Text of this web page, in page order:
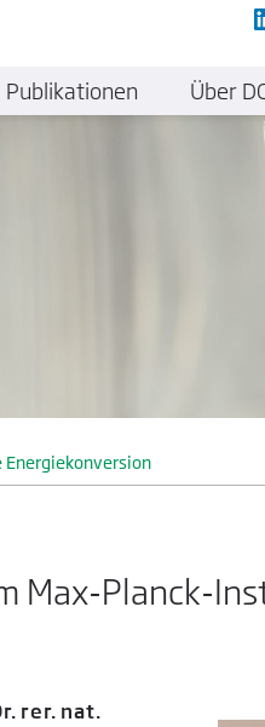
Max-Planck-
rer. nat.
Publikationen Über